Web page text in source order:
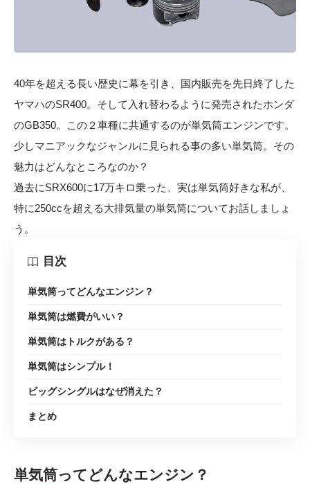
40年を超える長い歴史に幕を引き、国内販売を先日終了した
ヤマハのSR400。そして入れ替わるように発売されたホンダ
のGB350。この２車種に共通するのが単気筒エンジンです。
少しマニアックなジャンルに見られる事の多い単気筒。その
魅力はどんなところなのか？
過去にSRX600に17万キロ乗った、実は単気筒好きな私が、
特に250ccを超える大排気量の単気筒についてお話しましょ
う。
目次
単気筒ってどんなエンジン？
単気筒は燃費がいい？
単気筒はトルクがある？
単気筒はシンプル！
ビッグシングルはなぜ消えた？
まとめ
単気筒ってどんなエンジン ？